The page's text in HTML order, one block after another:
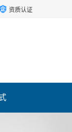
资质认证